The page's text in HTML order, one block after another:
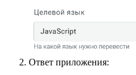
Ответ приложения: